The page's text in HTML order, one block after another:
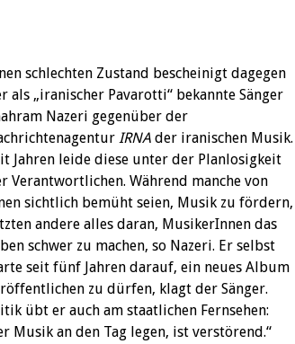
schlechten Zustand bescheinigt dagegen
als „iranischer Pavarotti“ bekannte Sänger
Nazeri gegenüber der
IRNA der iranischen Musik.
Jahren leide diese unter der Planlosigkeit
Verantwortlichen. Während manche von
sichtlich bemüht seien, Musik zu fördern,
andere alles daran, MusikerInnen das
schwer zu machen, so Nazeri. Er selbst
seit fünf Jahren darauf, ein neues Album
zu dürfen, klagt der Sänger.
übt er auch am staatlichen Fernsehen:
Musik an den Tag legen, ist verstörend.“